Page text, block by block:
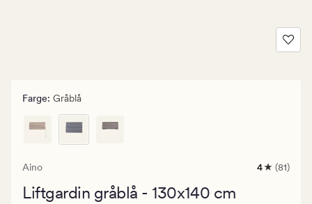
Farge: Gråblå
Aino
81
4 (81)
Liftgardin gråblå - 130x140 cm